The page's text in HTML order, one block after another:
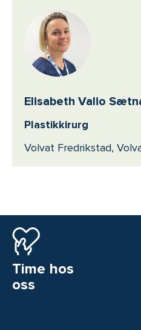
Elisabeth Valio
Plastikkirurg
Volvat Fredrikstad,
Time hos
oss